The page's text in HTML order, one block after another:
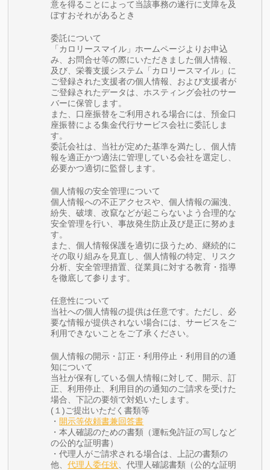
意を得ることによって当該事務の遂行に支障を及
ぼすおそれがあるとき
委託について
「カロリースマイル」ホームページよりお申込
み、お問合せ等の際にいただきました個人情報、
及び、栄養支援システム「カロリースマイル」に
ご登録された支援者の個人情報、および支援者が
ご登録されたデータは、ホスティング会社のサー
バーに保管します。
また、口座振替をご利用される場合には、預金口
座振替による集金代行サービス会社に委託しま
す。
委託会社は、当社が定めた基準を満たし、個人情
報を適正かつ適法に管理している会社を選定し、
必要かつ適切に監督します。
個人情報の安全管理について
個人情報への不正アクセスや、個人情報の漏洩、
紛失、破壊、改竄などが起こらないよう合理的な
安全管理を行い、事故発生防止及び是正に努めま
す。
また、個人情報保護を適切に扱うため、継続的に
その取り組みを見直し、個人情報の特定、リスク
分析、安全管理措置、従業員に対する教育・指導
を徹底して参ります。
任意性について
当社への個人情報の提供は任意です。ただし、必
要な情報が提供されない場合には、サービスをご
利用できないことをご了承ください。
個人情報の開示・訂正・利用停止・利用目的の通
知について
当社が保有している個人情報に対して、開示、訂
正、利用停止、利用目的の通知のご請求を受けた
場合、下記の要領で対処いたします。
(１)ご提出いただく書類等
・ 開示等依頼書兼回答書
・本人確認のための書類（運転免許証の写しなど
の公的な証明書）
・代理人がご請求される場合は、上記の書類の
他、代理人委任状 、代理人確認書類（公的な証明